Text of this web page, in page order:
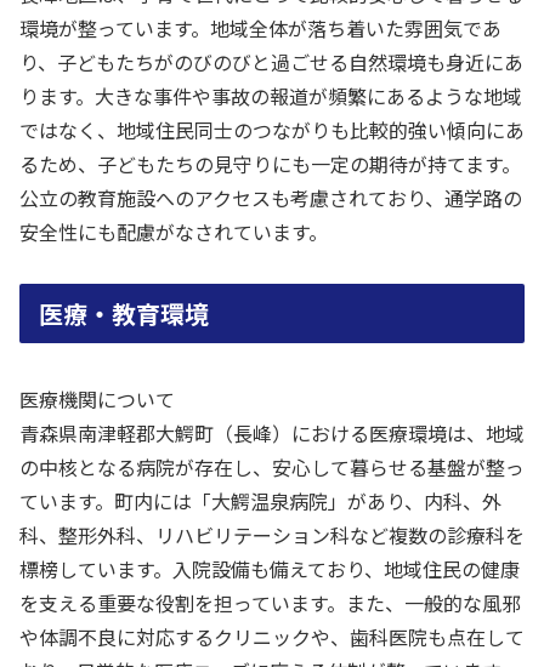
環境が整っています。地域全体が落ち着いた雰囲気であ
り、子どもたちがのびのびと過ごせる自然環境も身近にあ
ります。大きな事件や事故の報道が頻繁にあるような地域
ではなく、地域住民同士のつながりも比較的強い傾向にあ
るため、子どもたちの見守りにも一定の期待が持てます。
公立の教育施設へのアクセスも考慮されており、通学路の
安全性にも配慮がなされています。
医療・教育環境
医療機関について
青森県南津軽郡大鰐町（長峰）における医療環境は、地域
の中核となる病院が存在し、安心して暮らせる基盤が整っ
ています。町内には「大鰐温泉病院」があり、内科、外
科、整形外科、リハビリテーション科など複数の診療科を
標榜しています。入院設備も備えており、地域住民の健康
を支える重要な役割を担っています。また、一般的な風邪
や体調不良に対応するクリニックや、歯科医院も点在して